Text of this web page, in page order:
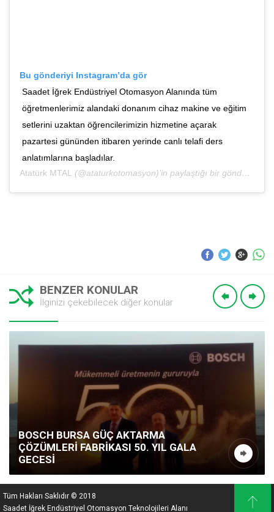
Bu gönderiyi Instagram’da gör
Saadet İğrek Endüstriyel Otomasyon Alanında tüm
öğretmenlerimiz alandaki donanım cihaz makine ve eğitim
setlerini uzaktan öğrencilerimizin hizmetine açarak
pazartesi gününden itibaren yerinde canlı telafi ders
anlatımlarına başladılar.
Atatürk MTAL
(@ataturkotomasyon)’in paylaştığı bir gönderi (
BENZER KONULAR
İlginizi çekebilecek diğer konular
BOSCH BURSA GÜÇ AKTARMA
ÇÖZÜMLERI FABRIKASI 50. YIL GALA
GECESI
Tüm Hakları Saklıdır © 2018
Saadet İğrek Endüstriyel Otomasyon Teknolojileri Alanı